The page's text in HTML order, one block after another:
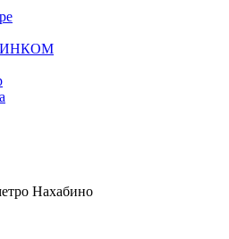
ИНКОМ
Нахабино